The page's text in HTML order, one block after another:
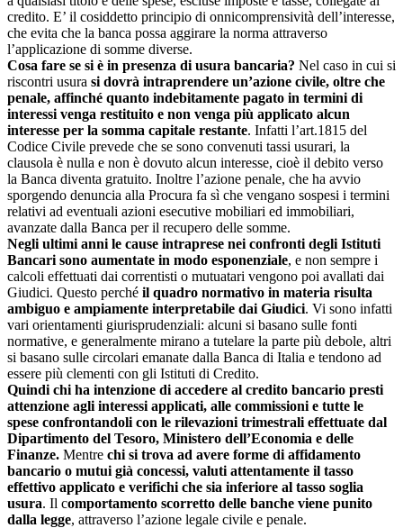
credito. E’ il cosiddetto principio di onnicomprensività dell’interesse,
che evita che la banca possa aggirare la norma attraverso
l’applicazione di somme diverse.
Cosa fare se si è in presenza di usura bancaria? Nel caso in cui si
riscontri usura si dovrà intraprendere un’azione civile, oltre che
penale, affinché quanto indebitamente pagato in termini di
interessi venga restituito e non venga più applicato alcun
interesse per la somma capitale restante. Infatti l’art.1815 del
Codice Civile prevede che se sono convenuti tassi usurari, la
clausola è nulla e non è dovuto alcun interesse, cioè il debito verso
la Banca diventa gratuito. Inoltre l’azione penale, che ha avvio
sporgendo denuncia alla Procura fa sì che vengano sospesi i termini
relativi ad eventuali azioni esecutive mobiliari ed immobiliari,
avanzate dalla Banca per il recupero delle somme.
Negli ultimi anni le cause intraprese nei confronti degli Istituti
Bancari sono aumentate in modo esponenziale, e non sempre i
calcoli effettuati dai correntisti o mutuatari vengono poi avallati dai
Giudici. Questo perché il quadro normativo in materia risulta
ambiguo e ampiamente interpretabile dai Giudici. Vi sono infatti
vari orientamenti giurisprudenziali: alcuni si basano sulle fonti
normative, e generalmente mirano a tutelare la parte più debole, altri
si basano sulle circolari emanate dalla Banca di Italia e tendono ad
essere più clementi con gli Istituti di Credito.
Quindi chi ha intenzione di accedere al credito bancario presti
attenzione agli interessi applicati, alle commissioni e tutte le
spese confrontandoli con le rilevazioni trimestrali effettuate dal
Dipartimento del Tesoro, Ministero dell’Economia e delle
Finanze. Mentre chi si trova ad avere forme di affidamento
bancario o mutui già concessi, valuti attentamente il tasso
effettivo applicato e verifichi che sia inferiore al tasso soglia
usura. Il comportamento scorretto delle banche viene punito
dalla legge, attraverso l’azione legale civile e penale.